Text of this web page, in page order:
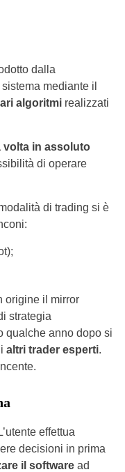
dalla
mediante il
algoritmi realizzati
volta in assoluto
di operare
di trading si è
origine il mirror
strategia
qualche anno dopo si
altri trader esperti.
L’utente effettua
decisioni in prima
il software ad